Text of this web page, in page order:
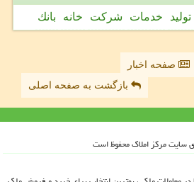
تولید خدمات شركت خانه بانك
صفحه اخبار
بازگشت به صفحه اصلی